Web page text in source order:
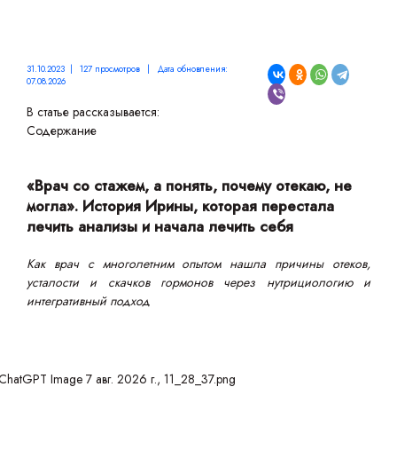
31.10.2023 | 127 просмотров | Дата обновления:
07.08.2026
В статье рассказывается:
Содержание
«Врач со стажем, а понять, почему отекаю, не
могла». История Ирины, которая перестала
лечить анализы и начала лечить себя
Как врач с многолетним опытом нашла причины отеков,
усталости и скачков гормонов через нутрициологию и
интегративный подход